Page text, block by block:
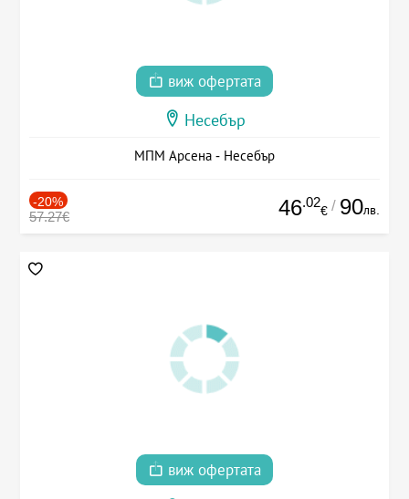
виж офертата
Несебър
МПМ Арсена - Несебър
-20%
57.27€ 46.02
€ / 90лв.
виж офертата